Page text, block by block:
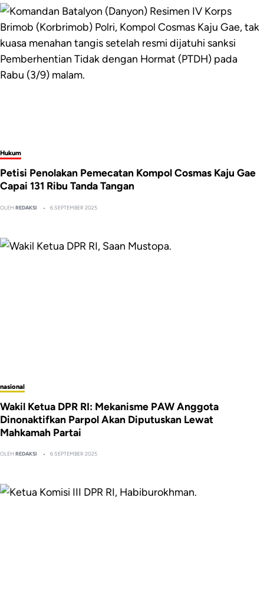
Hukum
Petisi Penolakan Pemecatan Kompol Cosmas Kaju Gae
Capai 131 Ribu Tanda Tangan
OLEHREDAKSI 6 SEPTEMBER 2025
nasional
Wakil Ketua DPR RI: Mekanisme PAW Anggota
Dinonaktifkan Parpol Akan Diputuskan Lewat
Mahkamah Partai
OLEHREDAKSI 6 SEPTEMBER 2025